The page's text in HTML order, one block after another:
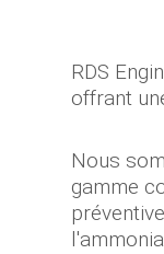
RDS
offrant
Nous
gamme